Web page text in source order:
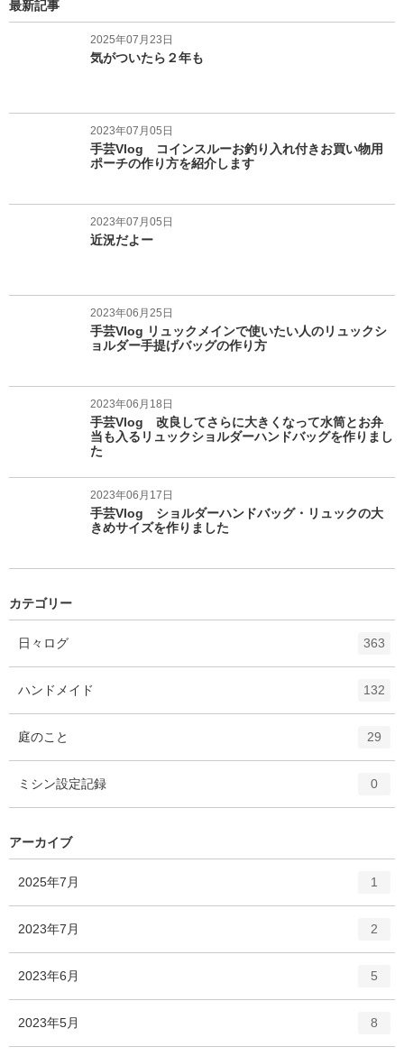
最新記事
2025年07月23日
気がついたら２年も
2023年07月05日
手芸Vlog コインスルーお釣り入れ付きお買い物用
ポーチの作り方を紹介します
2023年07月05日
近況だよー
2023年06月25日
手芸Vlog リュックメインで使いたい人のリュックシ
ョルダー手提げバッグの作り方
2023年06月18日
手芸Vlog 改良してさらに大きくなって水筒とお弁
当も入るリュックショルダーハンドバッグを作りまし
た
2023年06月17日
手芸Vlog ショルダーハンドバッグ・リュックの大
きめサイズを作りました
カテゴリー
日々ログエ
リ
ー
363
件
ハンドメイド
ー
数
132
庭のこと
リ
ー
29
ミシン設定記録エ
ー
0
件
アーカイブ
2025年7月
ー
1
2023年7月
ー
2
2023年6月
ー
5
2023年5月 8